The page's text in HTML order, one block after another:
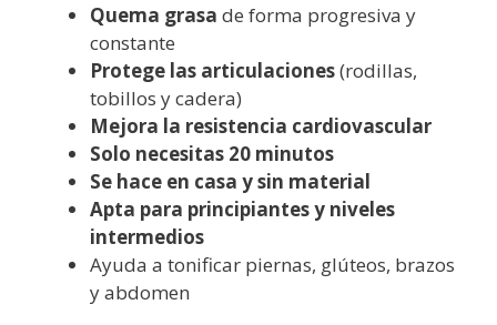
Quema grasa de forma progresiva y
constante
Protege las articulaciones(rodillas,
tobillos y cadera)
Mejora la resistencia cardiovascular
Solo necesitas 20 minutos
Se hace en casa y sin material
Apta para principiantes y niveles
intermedios
Ayuda a tonificar piernas, glúteos, brazos
y abdomen